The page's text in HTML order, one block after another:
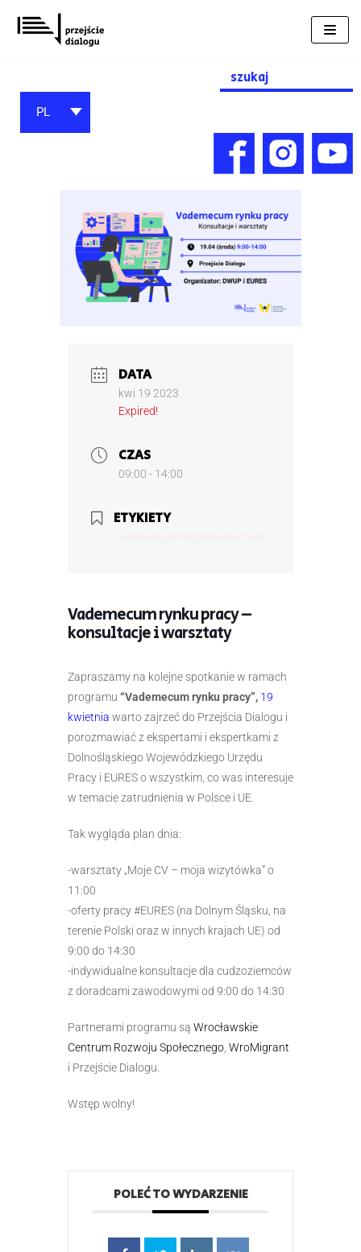
Przejdź
do
Search
for:
PL
DATA
kwi 19 2023
Expired!
CZAS
09:00 - 14:00
ETYKIETY
Vademecum rynku pracy –
konsultacje i warsztaty
Zapraszamy na kolejne spotkanie w ramach
programu “Vademecum rynku pracy”, 19
kwietnia warto zajrzeć do Przejścia Dialogu i
porozmawiać z ekspertami i ekspertkami z
Dolnośląskiego Wojewódzkiego Urzędu
Pracy i EURES o wszystkim, co was interesuje
w temacie zatrudnienia w Polsce i UE.
Tak wygląda plan dnia:
-warsztaty „Moje CV – moja wizytówka” o
11:00
-oferty pracy #EURES (na Dolnym Śląsku, na
terenie Polski oraz w innych krajach UE) od
9:00 do 14:30
-indywidualne konsultacje dla cudzoziemców
z doradcami zawodowymi od 9:00 do 14:30
Partnerami programu są Wrocławskie
Centrum Rozwoju Społecznego WroMigrant
i Przejście Dialogu.
Wstęp wolny!
POLEĆ TO WYDARZENIE